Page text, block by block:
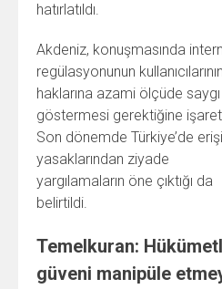
hatırlatıldı.
Akdeniz, konuşmasında
regülasyonunun kullanıcılarının
haklarına azami ölçüde saygı
göstermesi gerektiğine
Son dönemde Türkiye’de
yasaklarından ziyade
yargılamaların öne çıktığı da
belirtildi.
Temelkuran:
güveni manipüle